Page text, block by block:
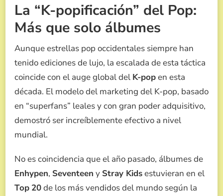
La “K-popificación” del Pop:
Más que solo álbumes
Aunque estrellas pop occidentales siempre han
tenido ediciones de lujo, la escalada de esta táctica
coincide con el auge global del K-popen esta
década. El modelo del marketing del K-pop, basado
en “superfans” leales y con gran poder adquisitivo,
demostró ser increíblemente efectivo a nivel
mundial.
No es coincidencia que el año pasado, álbumes de
Enhypen, Seventeen y Stray Kidsestuvieran en el
Top 20de los más vendidos del mundo según la